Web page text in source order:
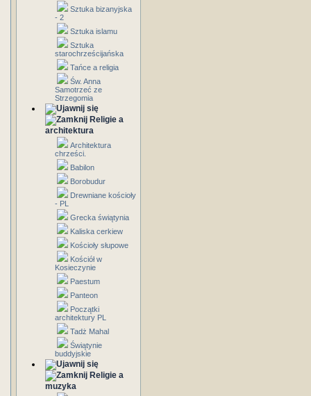
Sztuka bizanyjska
- 2
Sztuka islamu
Sztuka
starochrześcijańska
Tańce a religia
Św. Anna
Samotrzeć ze
Strzegomia
Religie a
architektura
Architektura
chrześci.
Babilon
Borobudur
Drewniane kościoły
- PL
Grecka świątynia
Kaliska cerkiew
Kościoły słupowe
Kościół w
Kosieczynie
Paestum
Panteon
Początki
architektury PL
Tadż Mahal
Świątynie
buddyjskie
Religie a
muzyka